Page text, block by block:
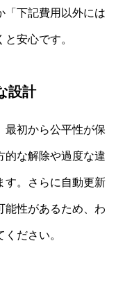
「下記費用以外には
安心です。
設計
最初から公平性が保
的な解除や過度な違
す。さらに自動更新
能性があるため、わ
ださい。